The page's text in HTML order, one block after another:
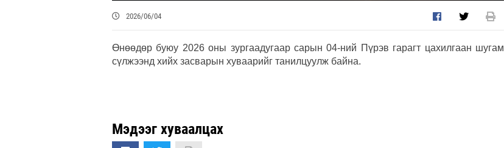
2026/06/04
Өнөөдөр буюу 2026 оны зургаадугаар сарын 04-ний Пүрэв гарагт цахилгаан шугам
сүлжээнд хийх засварын хуваарийг танилцуулж байна.
Мэдээг хуваалцах